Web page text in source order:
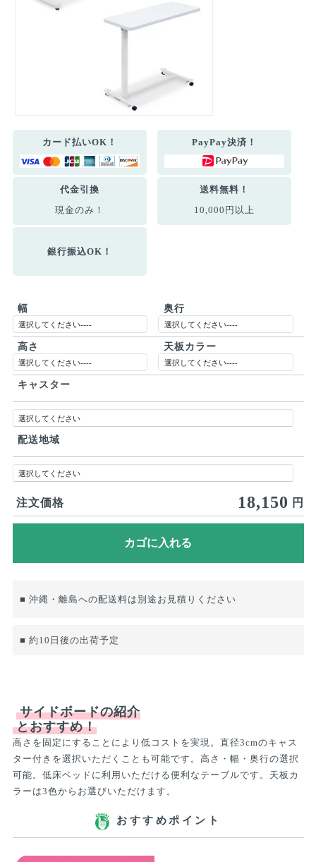
カード払いOK！ PayPay決済！
代金引換
現金のみ！
送料無料！
10,000円以上
銀行振込OK！
幅 奥行
高さ 天板カラー
キャスター
配送地域
注文価格 18,150 円
■ 沖縄・離島への配送料は別途お見積りください
■ 約10日後の出荷予定
サイドボードの紹介
とおすすめ！
高さを固定にすることにより低コストを実現。直径3cmのキャス
ター付きを選択いただくことも可能です。高さ・幅・奥行の選択
可能。低床ベッドに利用いただける便利なテーブルです。天板カ
ラーは3色からお選びいただけます。
おすすめポイント